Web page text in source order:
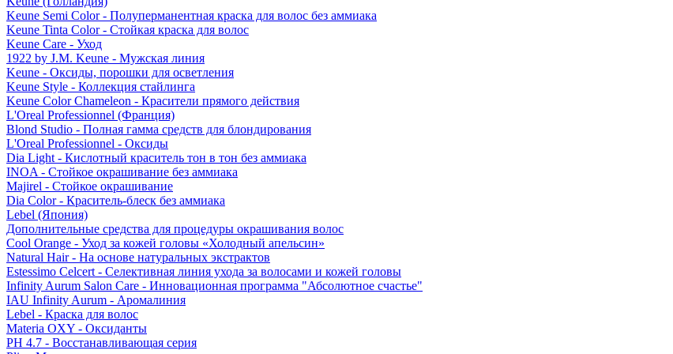
Keune Semi Color - Полуперманентная краска для волос без аммиака
Keune Tinta Color - Стойкая краска для волос
Keune Care - Уход
1922 by J.M. Keune - Мужская линия
Keune - Оксиды, порошки для осветления
Keune Style - Коллекция стайлинга
Keune Color Chameleon - Красители прямого действия
L'Oreal Professionnel (Франция)
Blond Studio - Полная гамма средств для блондирования
L'Oreal Professionnel - Оксиды
Dia Light - Кислотный краситель тон в тон без аммиака
INOA - Стойкое окрашивание без аммиака
Majirel - Стойкое окрашивание
Dia Color - Краситель-блеск без аммиака
Lebel (Япония)
Дополнительные средства для процедуры окрашивания волос
Cool Orange - Уход за кожей головы «Холодный апельсин»
Natural Hair - На основе натуральных экстрактов
Estessimo Celcert - Селективная линия ухода за волосами и кожей головы
Infinity Aurum Salon Care - Инновационная программа "Абсолютное счастье"
IAU Infinity Aurum - Аромалиния
Lebel - Краска для волос
Materia OXY - Оксиданты
PH 4.7 - Восстанавливающая серия